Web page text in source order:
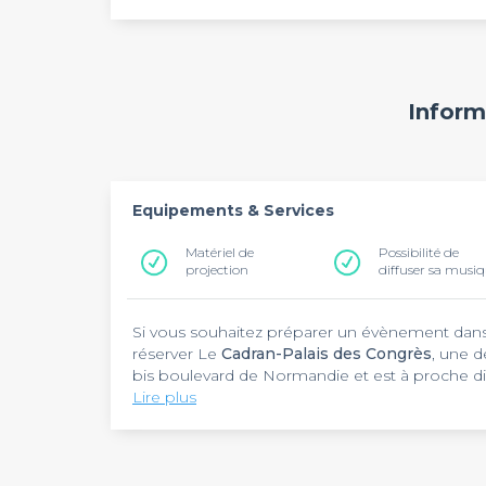
Equipements & Services
Matériel de
projection
Possibilité de
diffuser sa
Si vous souhaitez préparer un évènement
réserver Le Cadran-Palais des Congrès, une
bis boulevard de Normandie et est à proche
des équipements nécessaires pour accueillir
Lire plus